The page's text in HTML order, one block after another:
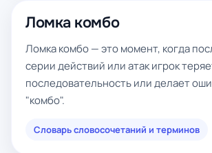
Ломка комбо
Ломка комбо — это момент, когда
серии действий или атак игрок
последовательность или делает
"комбо".
Словарь словосочетаний и терминов